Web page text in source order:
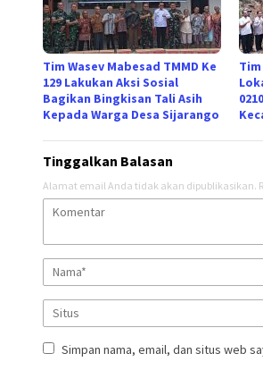
Tim Wasev Mabesad TMMD Ke
129 Lakukan Aksi Sosial
Bagikan Bingkisan Tali Asih
Kepada Warga Desa Sijarango
Tinggalkan Balasan
Alamat email Anda tidak akan dipublikasikan.
Simpan nama, email, dan situs web